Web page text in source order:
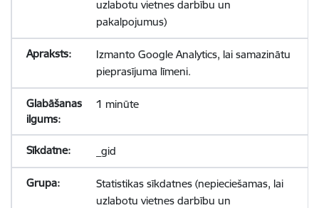
uzlabotu vietnes darbību un
pakalpojumus)
Izmanto Google Analytics, lai samazinātu
pieprasījuma līmeni.
1 minūte
_gid
Statistikas sīkdatnes (nepieciešamas, lai
uzlabotu vietnes darbību un